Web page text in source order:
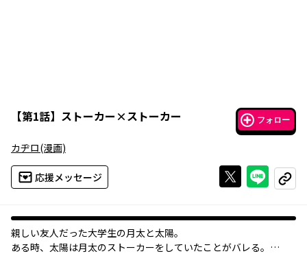
【第1話】 ストーカー×ストーカー フォロー
カヂロ(漫画)
応援メッセージ Xで投稿する
ライン
コピー
親しい友人だった大学生の月太と太陽。
ある時、太陽は月太のストーカーをしていたことがバレる。